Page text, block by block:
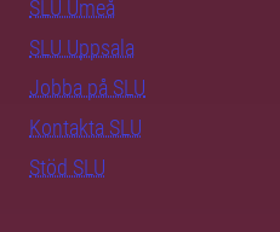
SLU Umeå
SLU Uppsala
Jobba på SLU
Kontakta SLU
Stöd SLU